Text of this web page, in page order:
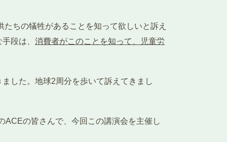
ちの犠牲があることを知って欲しいと訴え
、 消費者がこのことを知って、児童労
した。地球2周分を歩いて訴えてきまし
ACEの皆さんで、今回この講演会を主催し